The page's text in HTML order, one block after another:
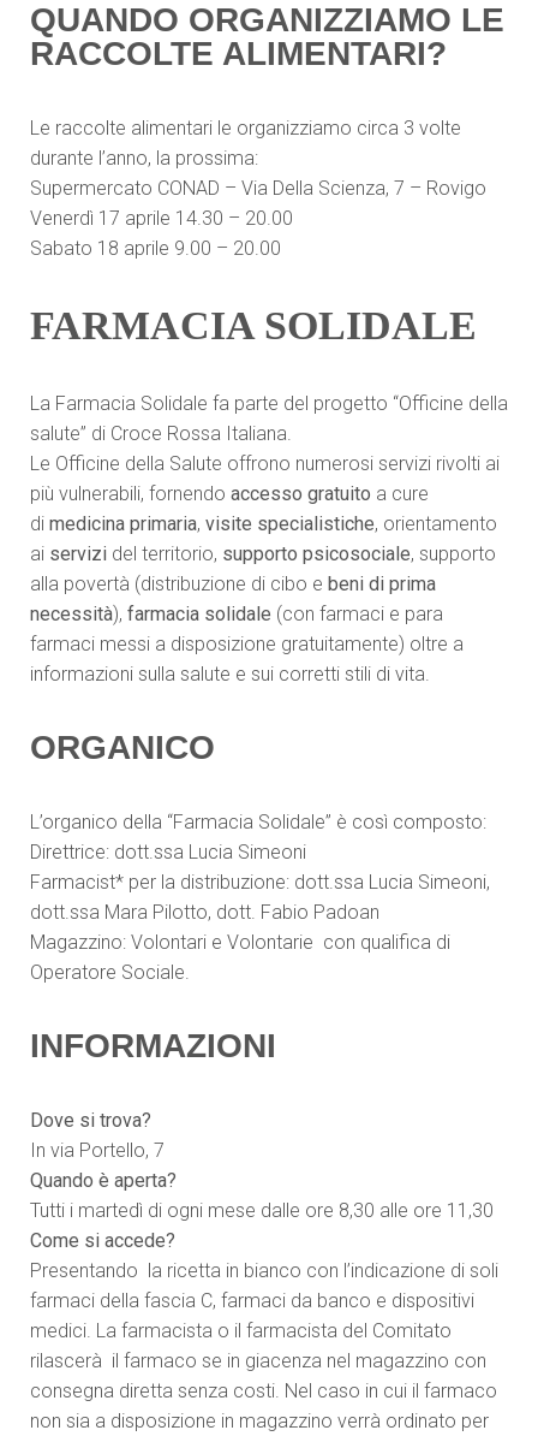
QUANDO ORGANIZZIAMO LE
RACCOLTE ALIMENTARI?
Le raccolte alimentari le organizziamo circa 3 volte
durante l’anno, la prossima:
Supermercato CONAD – Via Della Scienza, 7 – Rovigo
Venerdì 17 aprile 14.30 – 20.00
Sabato 18 aprile 9.00 – 20.00
FARMACIA SOLIDALE
La Farmacia Solidale fa parte del progetto “Officine della
salute” di Croce Rossa Italiana.
Le Officine della Salute offrono numerosi servizi rivolti ai
più vulnerabili, fornendo accesso gratuito a cure
di medicina primaria, visite specialistiche, orientamento
ai servizi del territorio, supporto psicosociale, supporto
alla povertà (distribuzione di cibo e beni di prima
necessità), farmacia solidale (con farmaci e para
farmaci messi a disposizione gratuitamente) oltre a
informazioni sulla salute e sui corretti stili di vita.
ORGANICO
L’organico della “Farmacia Solidale” è così composto:
Direttrice: dott.ssa Lucia Simeoni
Farmacist* per la distribuzione: dott.ssa Lucia Simeoni,
dott.ssa Mara Pilotto, dott. Fabio Padoan
Magazzino: Volontari e Volontarie con qualifica di
Operatore Sociale.
INFORMAZIONI
Dove si trova?
In via Portello, 7
Quando è aperta?
Tutti i martedì di ogni mese dalle ore 8,30 alle ore 11,30
Come si accede?
Presentando la ricetta in bianco con l’indicazione di soli
farmaci della fascia C, farmaci da banco e dispositivi
medici. La farmacista o il farmacista del Comitato
rilascerà il farmaco se in giacenza nel magazzino con
consegna diretta senza costi. Nel caso in cui il farmaco
non sia a disposizione in magazzino verrà ordinato per